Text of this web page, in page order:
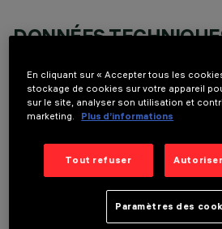
DONNÉES
DESCRIPTION
optiques pour sources LED -
dimensions extrêmement réduites du
confort visuel élevé, à éblouissement
principal à surface radiante en fonte
En cliquant sur « Accepter tous les
stockage de cookies sur votre appareil
sur le site, analyser son utilisation et
marketing.
Plus d’informations
Tout refuser
Paramètres des